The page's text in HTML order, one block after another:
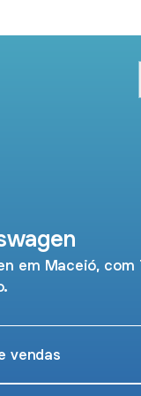
em Maceió, com
vendas